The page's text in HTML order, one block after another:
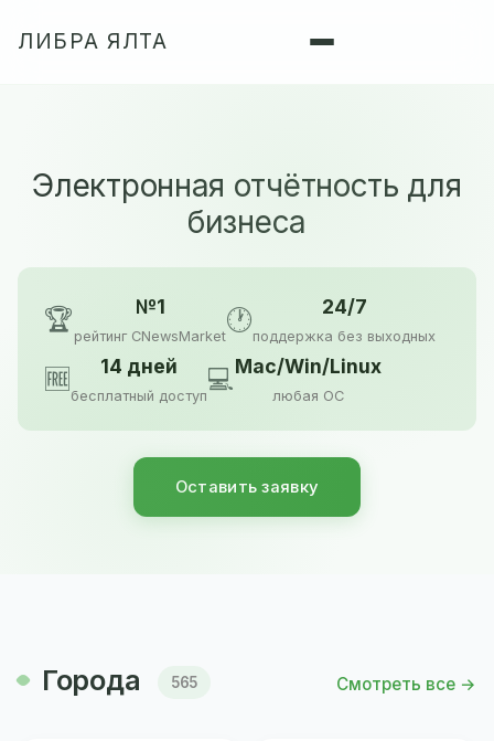
ЛИБРА ЯЛТА
Электронная отчётность для
бизнеса
🏆 №1
рейтинг CNewsMarket
🕐 24/7
поддержка без выходных
🆓 14 дней
бесплатный доступ
💻Mac/Win/Linux
любая ОС
Оставить заявку
Города 565 Смотреть все →